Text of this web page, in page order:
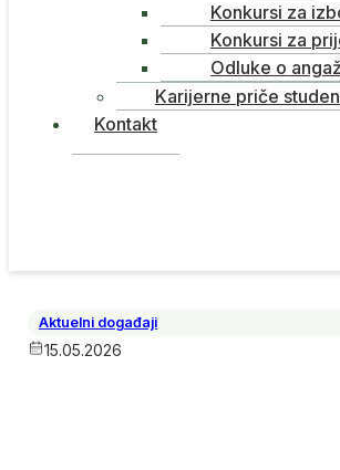
Konkursi za
Konkursi za
Odluke o
Karijerne priče
Kontakt
Aktuelni događaji
15.05.2026